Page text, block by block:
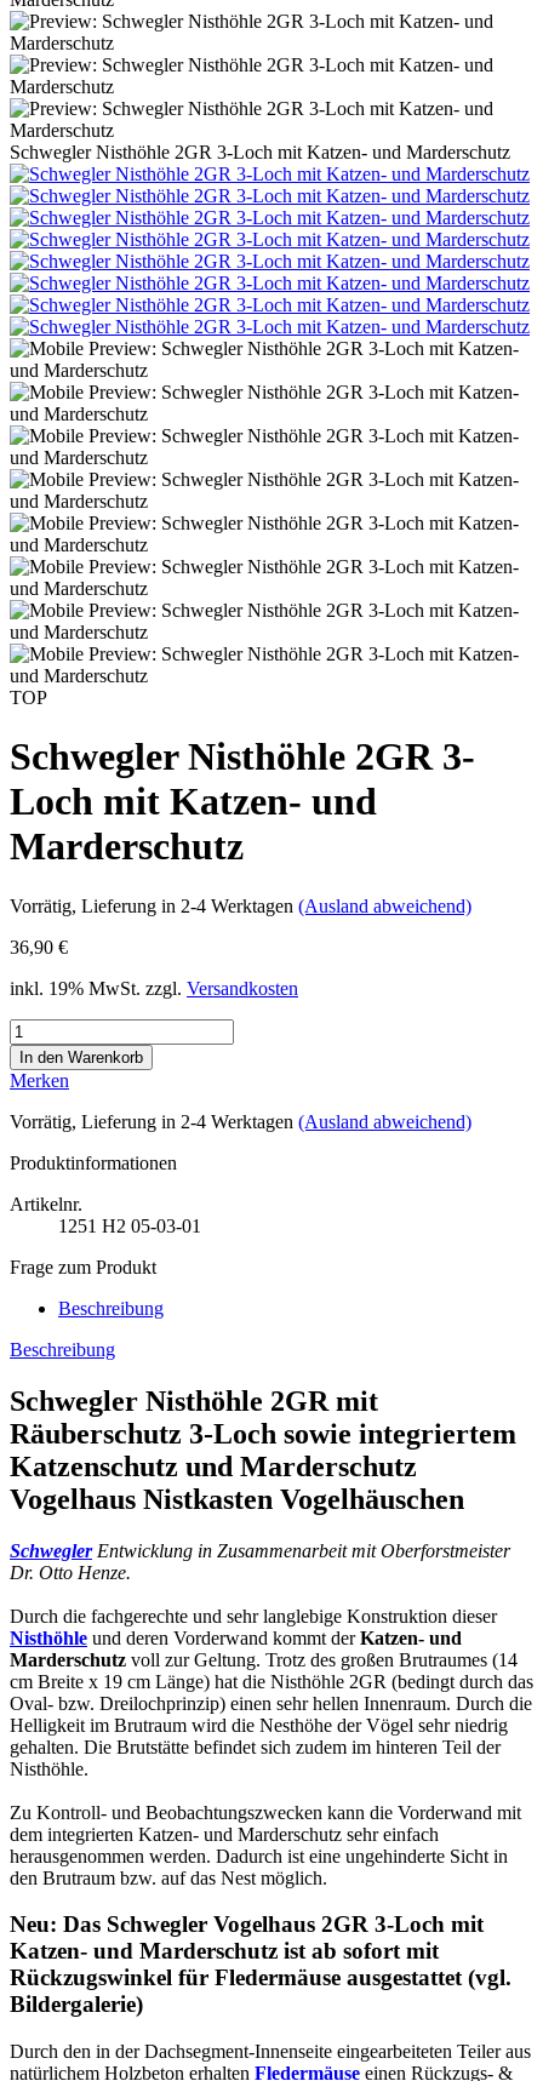
Schwegler Nisthöhle 2GR 3-Loch mit Katzen- und Marderschutz
TOP
Schwegler Nisthöhle 2GR 3-
Loch mit Katzen- und
Marderschutz
Vorrätig, Lieferung in 2-4 Werktagen (Ausland abweichend)
36,90 €
inkl. 19% MwSt. zzgl. Versandkosten
Merken
Vorrätig, Lieferung in 2-4 Werktagen (Ausland abweichend)
Produktinformationen
Artikelnr.
1251 H2 05-03-01
Frage zum Produkt
Beschreibung
Beschreibung
Schwegler Nisthöhle 2GR mit
Räuberschutz 3-Loch sowie integriertem
Katzenschutz und Marderschutz
Vogelhaus Nistkasten Vogelhäuschen
SchweglerEntwicklung in Zusammenarbeit mit Oberforstmeister
Dr. Otto Henze.
Durch die fachgerechte und sehr langlebige Konstruktion dieser
Nisthöhle und deren Vorderwand kommt derKatzen- und
Marderschutz voll zur Geltung. Trotz des großen Brutraumes (14
cm Breite x 19 cm Länge) hat die Nisthöhle 2GR (bedingt durch das
Oval- bzw. Dreilochprinzip) einen sehr hellen Innenraum. Durch die
Helligkeit im Brutraum wird die Nesthöhe der Vögel sehr niedrig
gehalten. Die Brutstätte befindet sich zudem im hinteren Teil der
Nisthöhle.
Zu Kontroll- und Beobachtungszwecken kann die Vorderwand mit
dem integrierten Katzen- und Marderschutz sehr einfach
herausgenommen werden. Dadurch ist eine ungehinderte Sicht in
den Brutraum bzw. auf das Nest möglich.
Neu: Das Schwegler Vogelhaus 2GR 3-Loch mit
Katzen- und Marderschutz ist ab sofort mit
Rückzugswinkel für Fledermäuse ausgestattet (vgl.
Bildergalerie)
Durch den in der Dachsegment-Innenseite eingearbeiteten Teiler aus
natürlichem Holzbeton erhalten Fledermäuse einen Rückzugs- &